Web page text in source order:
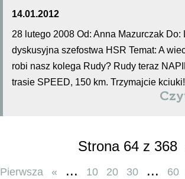
14.01.2012
28 lutego 2008 Od: Anna Mazurczak Do:
dyskusyjna szefostwa HSR Temat: A
robi nasz kolega Rudy? Rudy teraz
trasie SPEED, 150 km. Trzymajcie kciuki!
Strona 64 z 368
Pierwsza « ... 10 20 30 ... 60